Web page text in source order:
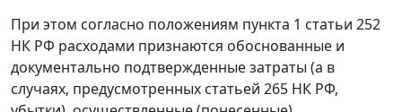
При этом согласно положениям пункта 1 статьи 252
НК РФ расходами признаются обоснованные и
документально подтвержденные затраты (а в
случаях, предусмотренных статьей 265 НК РФ,